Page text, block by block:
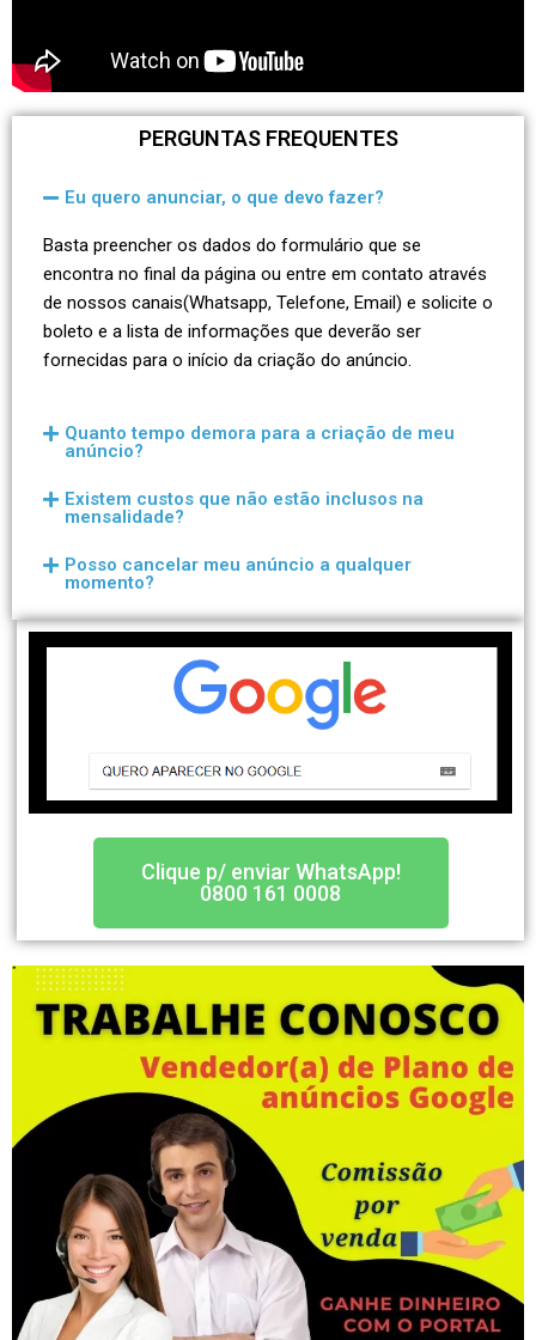
PERGUNTAS FREQUENTES
Eu quero anunciar, o que devo fazer?
Basta preencher os dados do formulário que se
encontra no final da página ou entre em contato através
de nossos canais(Whatsapp, Telefone, Email) e solicite o
boleto e a lista de informações que deverão ser
fornecidas para o início da criação do anúncio.
Quanto tempo demora para a criação de meu
anúncio?
Existem custos que não estão inclusos na
mensalidade?
Posso cancelar meu anúncio a qualquer
momento?
Clique p/ enviar WhatsApp!
0800 161 0008